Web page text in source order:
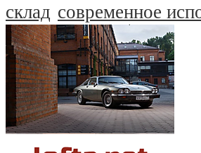
склад современное